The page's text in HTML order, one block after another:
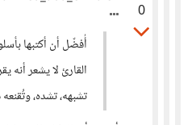
0
أُفضّل أن أكتبها
القارئ لا يشعر أنه
تشبهه، تشده،